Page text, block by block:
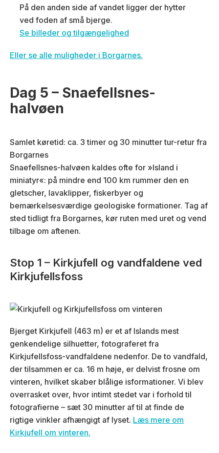
På den anden side af vandet ligger der hytter
ved foden af små bjerge.
Se billeder og tilgængelighed
Eller se alle muligheder i Borgarnes.
Dag 5 – Snaefellsnes-
halvøen
Samlet køretid: ca. 3 timer og 30 minutter tur-retur fra
Borgarnes
Snaefellsnes-halvøen kaldes ofte for »Island i
miniatyr«: på mindre end 100 km rummer den en
gletscher, lavaklipper, fiskerbyer og
bemærkelsesværdige geologiske formationer. Tag af
sted tidligt fra Borgarnes, kør ruten med uret og vend
tilbage om aftenen.
Stop 1 – Kirkjufell og vandfaldene ved
Kirkjufellsfoss
Bjerget Kirkjufell (463 m) er et af Islands mest
genkendelige silhuetter, fotograferet fra
Kirkjufellsfoss-vandfaldene nedenfor. De to vandfald,
der tilsammen er ca. 16 m høje, er delvist frosne om
vinteren, hvilket skaber blålige isformationer. Vi blev
overrasket over, hvor intimt stedet var i forhold til
fotografierne – sæt 30 minutter af til at finde de
rigtige vinkler afhængigt af lyset. Læs mere om
Kirkjufell om vinteren.